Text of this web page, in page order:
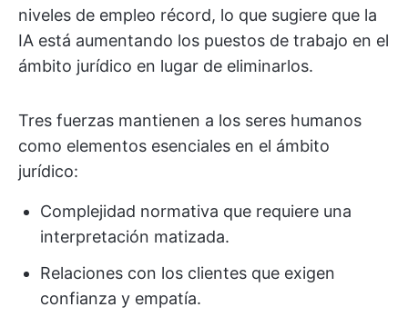
niveles de empleo récord, lo que sugiere que la
IA está aumentando los puestos de trabajo en el
ámbito jurídico en lugar de eliminarlos.
Tres fuerzas mantienen a los seres humanos
como elementos esenciales en el ámbito
jurídico:
Complejidad normativa que requiere una
interpretación matizada.
Relaciones con los clientes que exigen
confianza y empatía.